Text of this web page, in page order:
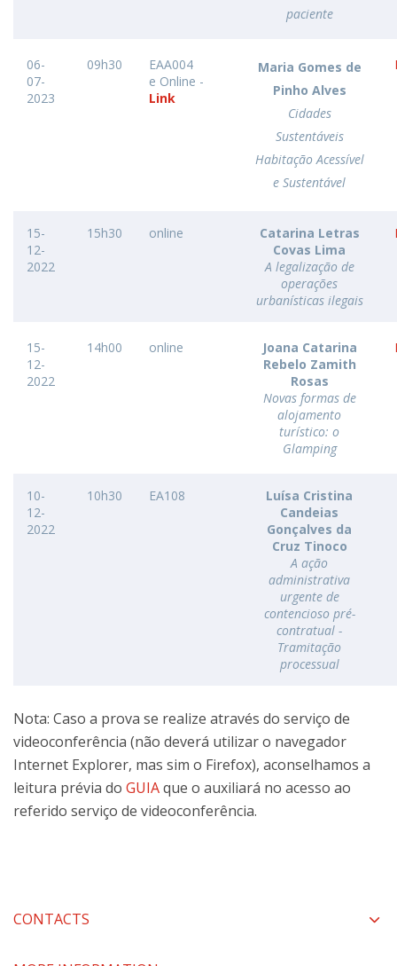
paciente
06-
07-
2023
09h30
EAA004
e Online -
Link
Maria Gomes de
Pinho Alves
Cidades
Sustentáveis
Habitação Acessível
e Sustentável
15-
12-
2022
15h30 online
Catarina Letras
Covas Lima
A legalização de
operações
urbanísticas ilegais
15-
12-
2022
14h00 online
Joana Catarina
Rebelo Zamith
Rosas
Novas formas de
alojamento
turístico: o
Glamping
10-
12-
2022
10h30 EA108
Luísa Cristina
Candeias
Gonçalves da
Cruz Tinoco
A ação
administrativa
urgente de
contencioso pré-
contratual -
Tramitação
processual
Nota: Caso a prova se realize através do serviço de
videoconferência (não deverá utilizar o navegador
Internet Explorer, mas sim o Firefox), aconselhamos a
leitura prévia do GUIAque o auxiliará no acesso ao
referido serviço de videoconferência.
CONTACTS